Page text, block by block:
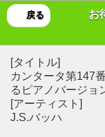
戻る
お
[タイトル]
カンタータ第147
るピアノバージョ
[アーティスト]
J.S.バッハ